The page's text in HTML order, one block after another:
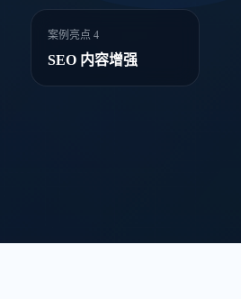
案例亮点 4
SEO 内容增强